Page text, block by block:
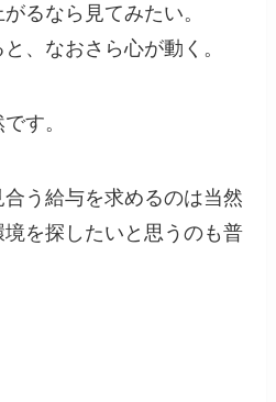
るなら見てみたい。
、なおさら心が動く。
す。
う給与を求めるのは当然
を探したいと思うのも普